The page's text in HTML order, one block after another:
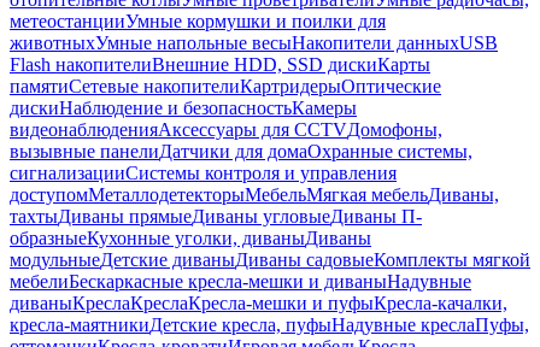
метеостанцииУмные кормушки и поилки для
животныхУмные напольные весыНакопители данныхUSB
Flash накопителиВнешние HDD, SSD дискиКарты
памятиСетевые накопителиКартридерыОптические
дискиНаблюдение и безопасностьКамеры
видеонаблюденияАксессуары для CCTVДомофоны,
вызывные панелиДатчики для домаОхранные системы,
сигнализацииСистемы контроля и управления
доступомМеталлодетекторыМебельМягкая мебельДиваны,
тахтыДиваны прямыеДиваны угловыеДиваны П-
образныеКухонные уголки, диваныДиваны
модульныеДетские диваныДиваны садовыеКомплекты мягкой
мебелиБескаркасные кресла-мешки и диваныНадувные
диваныКреслаКреслаКресла-мешки и пуфыКресла-качалки,
кресла-маятникиДетские кресла, пуфыНадувные креслаПуфы,